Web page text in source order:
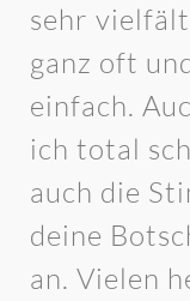
sehr
ganz oft
einfach.
ich total
auch die
deine
an. Vielen